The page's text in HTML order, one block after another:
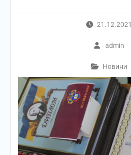
21.12.2021
admin
Новини